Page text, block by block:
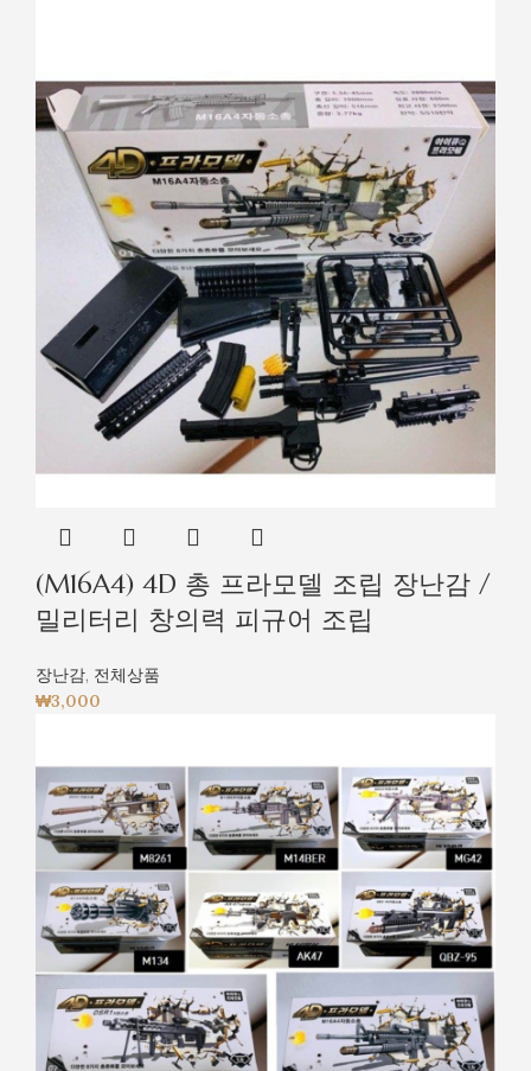
(M16A4) 4D 총 프라모델 조립 장난감 /
밀리터리 창의력 피규어 조립
장난감, 전체상품
₩3,000